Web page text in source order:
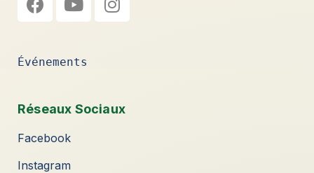
Événements
Réseaux Sociaux
Facebook
Instagram